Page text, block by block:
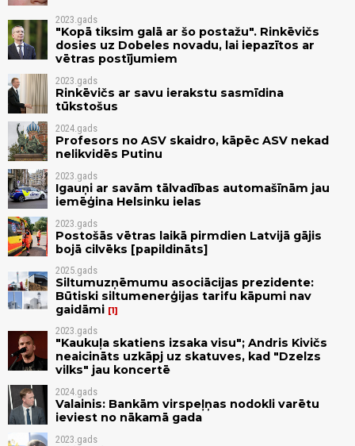
2023.gads
"Kopā tiksim galā ar šo postažu". Rinkēvičs
dosies uz Dobeles novadu, lai iepazītos ar
vētras postījumiem
2023.gads
Rinkēvičs ar savu ierakstu sasmīdina
tūkstošus
2024.gads
Profesors no ASV skaidro, kāpēc ASV nekad
nelikvidēs Putinu
2023.gads
Igauņi ar savām tālvadības automašīnām jau
iemēģina Helsinku ielas
2023.gads
Postošās vētras laikā pirmdien Latvijā gājis
bojā cilvēks [papildināts]
2025.gads
Siltumuzņēmumu asociācijas prezidente:
Būtiski siltumenerģijas tarifu kāpumi nav
gaidāmi 1
2023.gads
"Kaukuļa skatiens izsaka visu"; Andris Kivičs
neaicināts uzkāpj uz skatuves, kad "Dzelzs
vilks" jau koncertē
2024.gads
Valainis: Bankām virspeļņas nodokli varētu
ieviest no nākamā gada
2023.gads